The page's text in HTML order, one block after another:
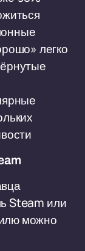
легко
Steam или
можно